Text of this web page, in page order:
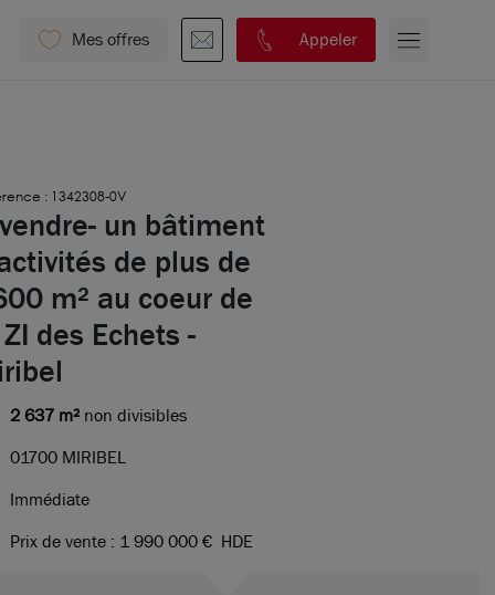
Mes offres Appeler
: 1342308-0V
un bâtiment
de plus de
m² au coeur de
des Echets -
2 637 m² non divisibles
01700 MIRIBEL
Immédiate
Prix de vente : 1 990 000 € HDE